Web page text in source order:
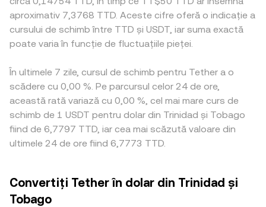
aproximativ 7,3768 TTD. Aceste cifre oferă o indicație a
cursului de schimb între TTD și USDT, iar suma exactă
poate varia în funcție de fluctuațiile pieței.
În ultimele 7 zile, cursul de schimb pentru Tether a o
scădere cu 0,00 %. Pe parcursul celor 24 de ore,
această rată variază cu 0,00 %, cel mai mare curs de
schimb de 1 USDT pentru dolar din Trinidad și Tobago
fiind de 6,7797 TTD, iar cea mai scăzută valoare din
ultimele 24 de ore fiind 6,7773 TTD.
Convertiți Tether în dolar din Trinidad și
Tobago